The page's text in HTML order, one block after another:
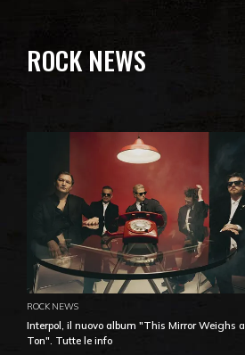
ROCK NEWS
ROCK NEWS
Interpol, il nuovo album "This Mirror Weighs a
Ton". Tutte le info